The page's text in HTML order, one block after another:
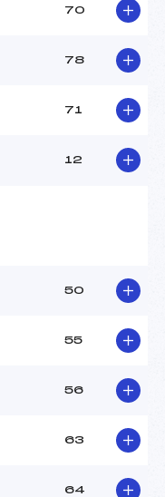
70
78
71
12
50
55
56
63
64